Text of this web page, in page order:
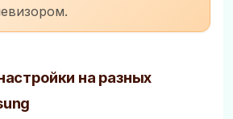
на разных